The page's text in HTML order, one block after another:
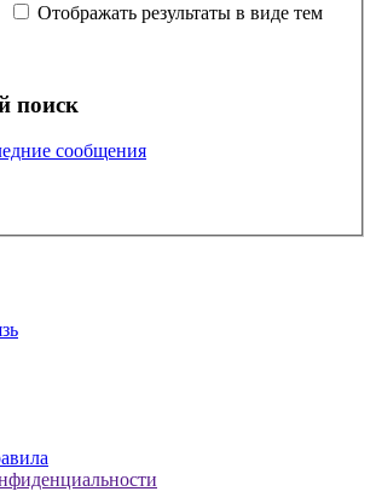
Отображать результаты в виде тем
поиск
сообщения